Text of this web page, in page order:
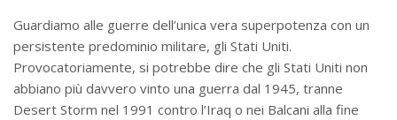
Guardiamo alle guerre dell’unica vera superpotenza con un
persistente predominio militare, gli Stati Uniti.
Provocatoriamente, si potrebbe dire che gli Stati Uniti non
abbiano più davvero vinto una guerra dal 1945, tranne
Desert Storm nel 1991 contro l’Iraq o nei Balcani alla fine